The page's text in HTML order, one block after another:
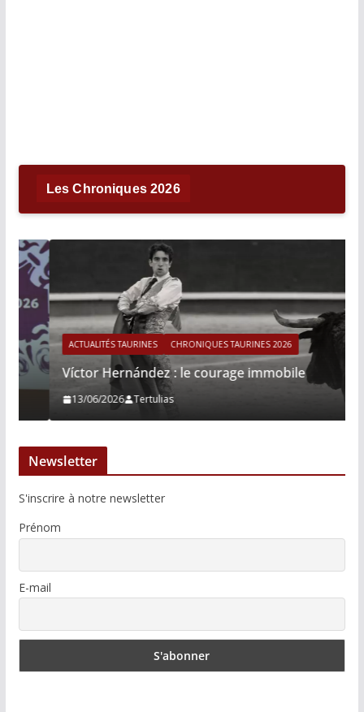
Les Chroniques 2026
ACTUALITÉS TAURINES CHRONIQUES TAURINES 2026
Víctor Hernández : le courage immobile
13/06/2026 Tertulias
Newsletter
S'inscrire à notre newsletter
Prénom
E-mail